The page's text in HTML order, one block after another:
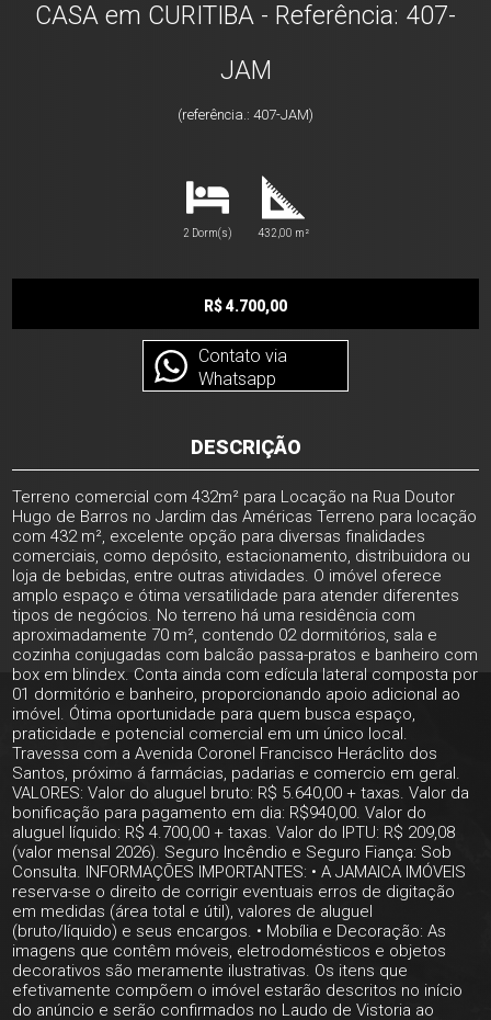
CASA em CURITIBA - Referência: 407-
JAM
(referência.: 407-JAM)
2 Dorm(s) 432,00 m²
R$ 4.700,00
Contato via
Whatsapp
DESCRIÇÃO
Terreno comercial com 432m² para Locação na Rua Doutor
Hugo de Barros no Jardim das Américas Terreno para locação
com 432 m², excelente opção para diversas finalidades
comerciais, como depósito, estacionamento, distribuidora ou
loja de bebidas, entre outras atividades. O imóvel oferece
amplo espaço e ótima versatilidade para atender diferentes
tipos de negócios. No terreno há uma residência com
aproximadamente 70 m², contendo 02 dormitórios, sala e
cozinha conjugadas com balcão passa-pratos e banheiro com
box em blindex. Conta ainda com edícula lateral composta por
01 dormitório e banheiro, proporcionando apoio adicional ao
imóvel. Ótima oportunidade para quem busca espaço,
praticidade e potencial comercial em um único local.
Travessa com a Avenida Coronel Francisco Heráclito dos
Santos, próximo á farmácias, padarias e comercio em geral.
VALORES: Valor do aluguel bruto: R$ 5.640,00 + taxas. Valor da
bonificação para pagamento em dia: R$940,00. Valor do
aluguel líquido: R$ 4.700,00 + taxas. Valor do IPTU: R$ 209,08
(valor mensal 2026). Seguro Incêndio e Seguro Fiança: Sob
Consulta. INFORMAÇÕES IMPORTANTES: • A JAMAICA IMÓVEIS
reserva-se o direito de corrigir eventuais erros de digitação
em medidas (área total e útil), valores de aluguel
(bruto/líquido) e seus encargos. • Mobília e Decoração: As
imagens que contêm móveis, eletrodomésticos e objetos
decorativos são meramente ilustrativas. Os itens que
efetivamente compõem o imóvel estarão descritos no início
do anúncio e serão confirmados no Laudo de Vistoria ao